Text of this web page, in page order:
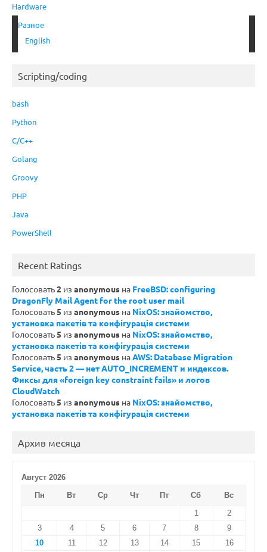
Hardware
Разное
English
Scripting/coding
bash
Python
C/C++
Golang
Groovy
PHP
Java
PowerShell
Recent Ratings
Голосовать2 из anonymous на FreeBSD: configuring
DragonFly Mail Agent for the root user mail
Голосовать5 из anonymous на NixOS: знайомство,
установка пакетів та конфігурація системи
Голосовать5 из anonymous на NixOS: знайомство,
установка пакетів та конфігурація системи
Голосовать5 из anonymous наAWS: Database Migration
Service, часть 2 — нет AUTO_INCREMENT и индексов.
Фиксы для «foreign key constraint fails» и логов
CloudWatch
Голосовать5 из anonymous на NixOS: знайомство,
установка пакетів та конфігурація системи
Архив месяца
Август 2026
Пн
Вт Ср Чт Пт Сб
Вс
1
2
3
4 5 6 7 8
9
10
11 12 13 14 15 16